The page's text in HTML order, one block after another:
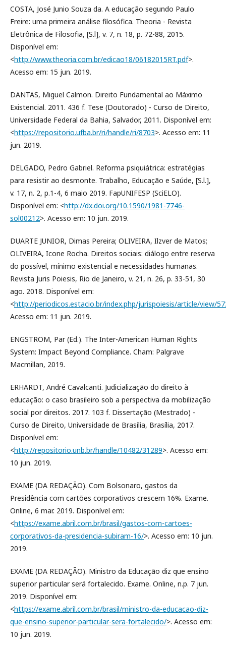
COSTA, José Junio Souza da. A educação segundo Paulo
Freire: uma primeira análise filosófica. Theoria - Revista
Eletrônica de Filosofia, [S.l], v. 7, n. 18, p. 72-88, 2015.
Disponível em:
<http://www.theoria.com.br/edicao18/06182015RT.pdf>.
Acesso em: 15 jun. 2019.
DANTAS, Miguel Calmon. Direito Fundamental ao Máximo
Existencial. 2011. 436 f. Tese (Doutorado) - Curso de Direito,
Universidade Federal da Bahia, Salvador, 2011. Disponível em:
<https://repositorio.ufba.br/ri/handle/ri/8703>. Acesso em: 11
jun. 2019.
DELGADO, Pedro Gabriel. Reforma psiquiátrica: estratégias
para resistir ao desmonte. Trabalho, Educação e Saúde, [S.l.],
v. 17, n. 2, p.1-4, 6 maio 2019. FapUNIFESP (SciELO).
Disponível em: <http://dx.doi.org/10.1590/1981-7746-
sol00212>. Acesso em: 10 jun. 2019.
DUARTE JUNIOR, Dimas Pereira; OLIVEIRA, Ilzver de Matos;
OLIVEIRA, Icone Rocha. Direitos sociais: diálogo entre reserva
do possível, mínimo existencial e necessidades humanas.
Revista Juris Poiesis, Rio de Janeiro, v. 21, n. 26, p. 33-51, 30
ago. 2018. Disponível em:
<http://periodicos.estacio.br/index.php/jurispoiesis/article/view/
Acesso em: 11 jun. 2019.
ENGSTROM, Par (Ed.). The Inter-American Human Rights
System: Impact Beyond Compliance. Cham: Palgrave
Macmillan, 2019.
ERHARDT, André Cavalcanti. Judicialização do direito à
educação: o caso brasileiro sob a perspectiva da mobilização
social por direitos. 2017. 103 f. Dissertação (Mestrado) -
Curso de Direito, Universidade de Brasília, Brasília, 2017.
Disponível em:
<http://repositorio.unb.br/handle/10482/31289>. Acesso em:
10 jun. 2019.
EXAME (DA REDAÇÃO). Com Bolsonaro, gastos da
Presidência com cartões corporativos crescem 16%. Exame.
Online, 6 mar. 2019. Disponível em:
<https://exame.abril.com.br/brasil/gastos-com-cartoes-
corporativos-da-presidencia-subiram-16/>. Acesso em: 10 jun.
2019.
EXAME (DA REDAÇÃO). Ministro da Educação diz que ensino
superior particular será fortalecido. Exame. Online, n.p. 7 jun.
2019. Disponível em:
<https://exame.abril.com.br/brasil/ministro-da-educacao-diz-
que-ensino-superior-particular-sera-fortalecido/>. Acesso em:
10 jun. 2019.